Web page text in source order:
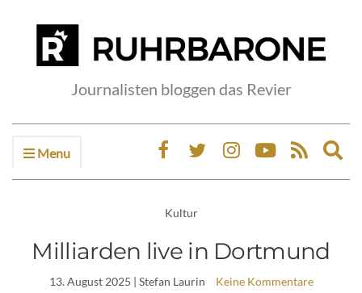
Journalisten bloggen das Revier
Menu
Kultur
Milliarden live in Dortmund
13. August 2025 | Stefan Laurin Keine Kommentare